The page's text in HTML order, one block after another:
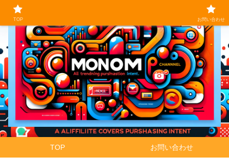
TOP お問い合わせ
TOP お問い合わせ